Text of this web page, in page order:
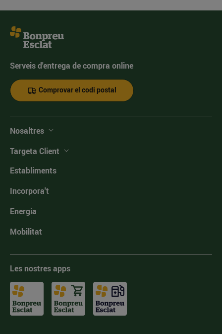
Serveis d'entrega de compra online
Comprovar el codi postal
Nosaltres
Targeta Client
Establiments
Incorpora't
Energia
Mobilitat
Les nostres apps